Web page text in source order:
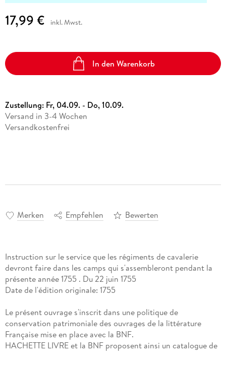
17,99 € inkl. Mwst.
In den Warenkorb
Zustellung: Fr, 04.09. - Do, 10.09.
Versand in 3-4 Wochen
Versandkostenfrei
Merken Empfehlen Bewerten
Instruction sur le service que les régiments de cavalerie
devront faire dans les camps qui s'assembleront pendant la
présente année 1755 . Du 22 juin 1755
Date de l'édition originale: 1755
Le présent ouvrage s'inscrit dans une politique de
conservation patrimoniale des ouvrages de la littérature
Française mise en place avec la BNF.
HACHETTE LIVRE et la BNF proposent ainsi un catalogue de